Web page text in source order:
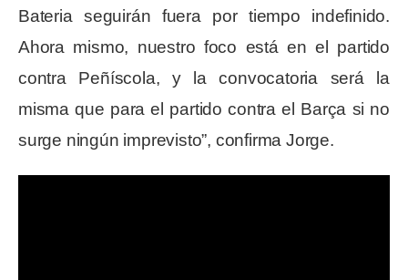
Bateria seguirán fuera por tiempo indefinido.
Ahora mismo, nuestro foco está en el partido
contra Peñíscola, y la convocatoria será la
misma que para el partido contra el Barça si no
surge ningún imprevisto”, confirma Jorge.